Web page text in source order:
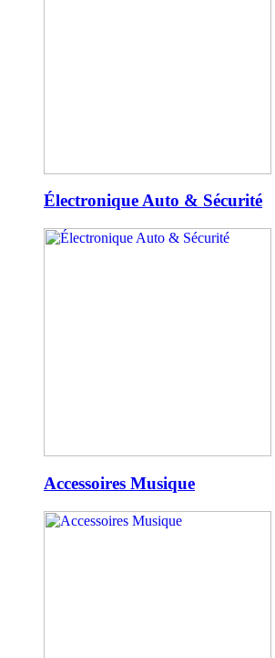
Électronique Auto & Sécurité
Accessoires Musique